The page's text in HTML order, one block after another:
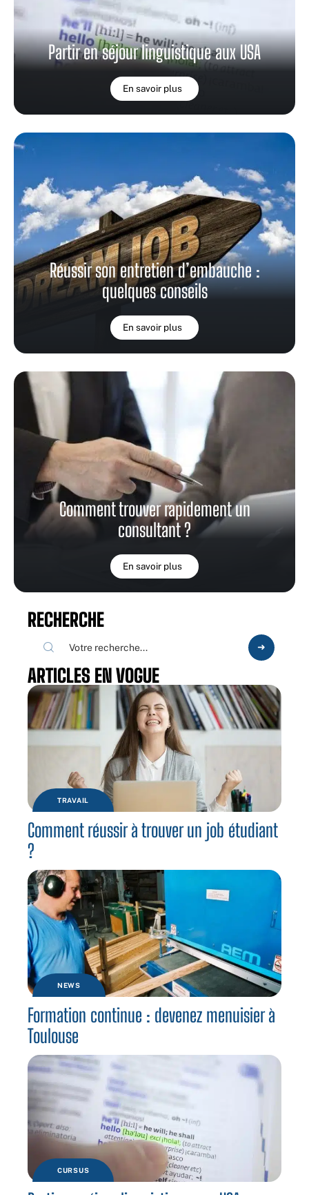
Partir en séjour linguistique aux USA
En savoir plus
Réussir son entretien d’embauche :
quelques conseils
En savoir plus
Comment trouver rapidement un
consultant ?
En savoir plus
RECHERCHE
ARTICLES EN VOGUE
TRAVAIL
Comment réussir à trouver un job étudiant
?
NEWS
Formation continue : devenez menuisier à
Toulouse
CURSUS